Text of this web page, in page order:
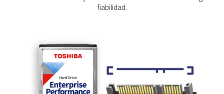
fiabilidad.